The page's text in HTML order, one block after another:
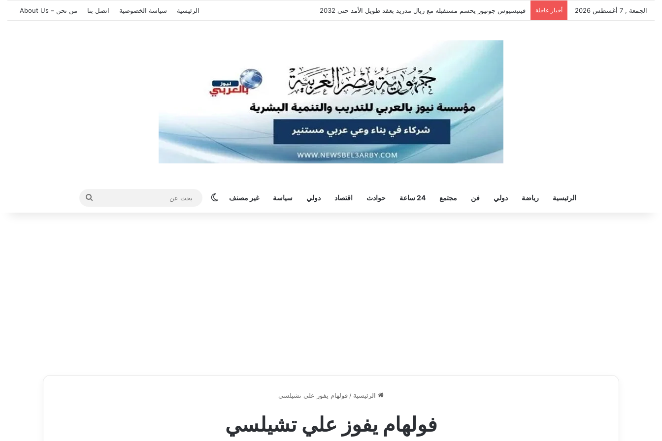
الجمعة , 7 أغسطس 2026 أخبار عاجلة فينيسيوس جونيور يحسم مستقبله مع ريال مدريد بعقد طويل الأمد حتى 2032 الرئيسية سياسة الخصوصية اتصل بنا من نحن – About Us
الرئيسية رياضة دولي فن مجتمع 24 ساعة حوادث اقتصاد دولي سياسة غير مصنف الوضع المظلم
بحث
الرئيسية / فولهام يفوز علي تشيلسي
فولهام يفوز علي تشيلسي